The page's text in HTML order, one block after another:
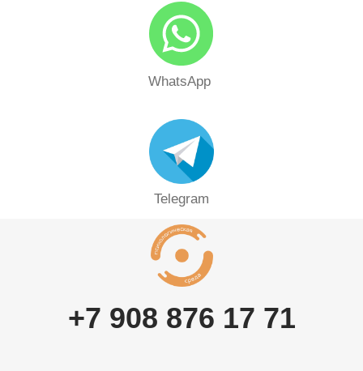
Telegram
WhatsApp
+7 908 876 17 71